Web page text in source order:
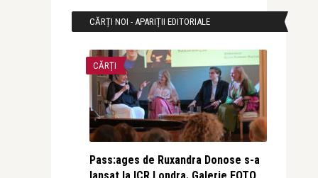
CĂRȚI NOI - APARIȚII EDITORIALE
CĂRȚI
Pass:ages de Ruxandra Donose s-a